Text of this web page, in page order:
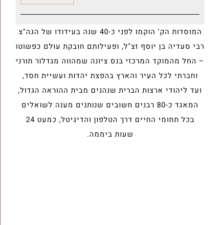
המוסדות הק' הוקמו לפני כ-40 שנה בעידודו של הגה"צ
רבי סעדיה בן יוסף זצ"ל, ופעילותם חובקת עולם כפשוטו
– החל מהמוקד המרכזי בנס ציונה שמהווה מגדלור תורני
וחברתי לכל העיר והארץ בהפצת יהדות ועשיית חסד,
ועד ליהודי ארצות הברית שנהנים מבית ההוראה הגדול,
המאגד כ-80 רבנים חשובים שנותנים מענה לשואלים
בכל תחומי החיים דרך הטלפון והדיגיטל, כמעט 24
שעות ביממה.